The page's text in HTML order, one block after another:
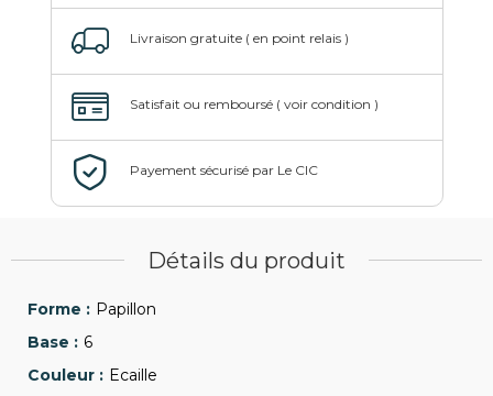
Détails du produit
Papillon
6
Ecaille